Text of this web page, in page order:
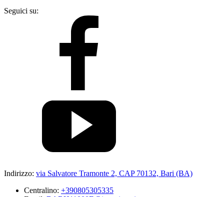
Seguici su:
Indirizzo: via Salvatore Tramonte 2, CAP 70132, Bari (BA)
Centralino: +390805305335